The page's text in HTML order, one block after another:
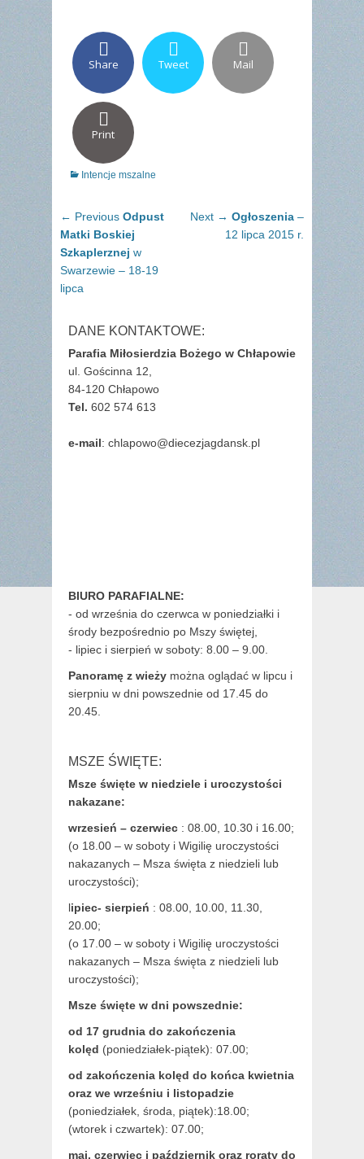
Share Tweet Mail
Print
Categories
Intencje mszalne
Nawigacja
wpisu
← Previous Previous
post:
Odpust
Matki Boskiej
Szkaplerznej w
Swarzewie – 18-19
lipca
Next → Next
post:
Ogłoszenia –
12 lipca 2015 r.
DANE KONTAKTOWE:
Parafia Miłosierdzia Bożego w Chłapowie
ul. Gościnna 12,
84-120 Chłapowo
Tel. 602 574 613
e-mail: chlapowo@diecezjagdansk.pl
BIURO PARAFIALNE:
- od września do czerwca w poniedziałki i
środy bezpośrednio po Mszy świętej,
- lipiec i sierpień w soboty: 8.00 – 9.00.
Panoramę z wieży można oglądać w lipcu i
sierpniu w dni powszednie od 17.45 do
20.45.
MSZE ŚWIĘTE:
Msze święte w niedziele i uroczystości
nakazane:
wrzesień – czerwiec : 08.00, 10.30 i 16.00;
(o 18.00 – w soboty i Wigilię uroczystości
nakazanych – Msza święta z niedzieli lub
uroczystości);
lipiec- sierpień : 08.00, 10.00, 11.30,
20.00;
(o 17.00 – w soboty i Wigilię uroczystości
nakazanych – Msza święta z niedzieli lub
uroczystości);
Msze święte w dni powszednie:
od 17 grudnia do zakończenia
kolęd (poniedziałek-piątek): 07.00;
od zakończenia kolęd do końca kwietnia
oraz we wrześniu i listopadzie
(poniedziałek, środa, piątek):18.00;
(wtorek i czwartek): 07.00;
maj, czerwiec i październik oraz roraty do